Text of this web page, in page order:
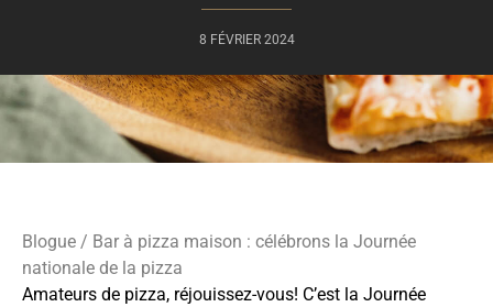
8 FÉVRIER 2024
Blogue / Bar à pizza maison : célébrons la Journée
nationale de la pizza
Amateurs de pizza, réjouissez-vous! C’est la Journée